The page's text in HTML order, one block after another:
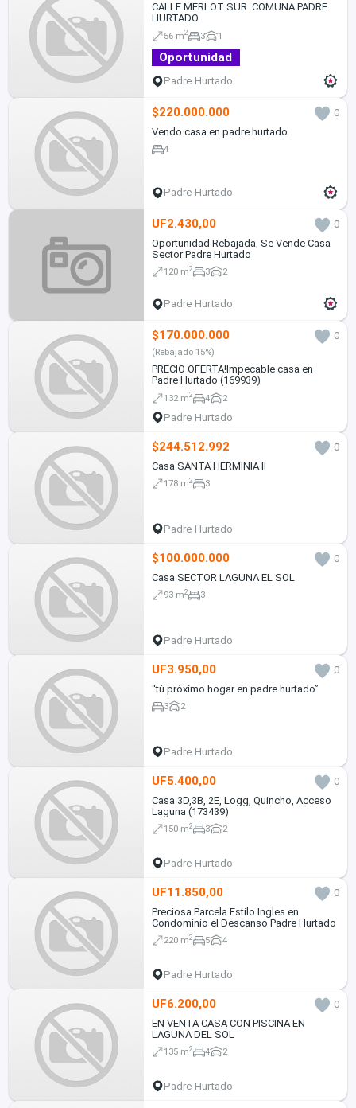
CALLE MERLOT SUR. COMUNA PADRE
HURTADO
56 m2 3 1
Oportunidad
Padre Hurtado
$220.000.000
0
Vendo casa en padre hurtado
4
Padre Hurtado
UF2.430,00
0
Oportunidad Rebajada, Se Vende Casa
Sector Padre Hurtado
120 m2 3 2
Padre Hurtado
$170.000.000 0
(Rebajado 15%)
PRECIO OFERTA!Impecable casa en
Padre Hurtado (169939)
132 m2 4 2
Padre Hurtado
$244.512.992
0
Casa SANTA HERMINIA II
178 m2 3
Padre Hurtado
$100.000.000
0
Casa SECTOR LAGUNA EL SOL
93 m2 3
Padre Hurtado
UF3.950,00
0
“tú próximo hogar en padre hurtado”
3 2
Padre Hurtado
UF5.400,00
0
Casa 3D,3B, 2E, Logg, Quincho, Acceso
Laguna (173439)
150 m2 3 2
Padre Hurtado
UF11.850,00
0
Preciosa Parcela Estilo Ingles en
Condominio el Descanso Padre Hurtado
220 m2 5 4
Padre Hurtado
UF6.200,00
0
EN VENTA CASA CON PISCINA EN
LAGUNA DEL SOL
135 m2 4 2
Padre Hurtado